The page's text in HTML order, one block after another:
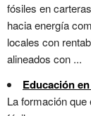
fósiles en
hacia energía
locales con
alineados con ...
Educación
La formación